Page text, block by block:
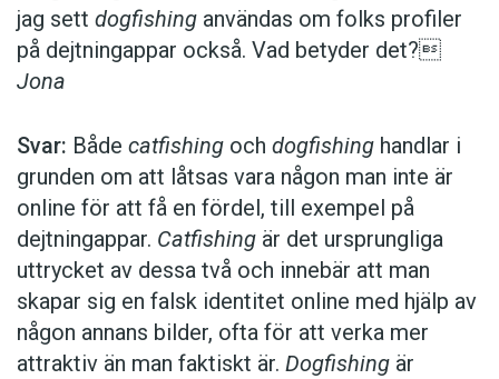
jag sett dogfishing användas om folks profiler
på dejtningappar också. Vad betyder det?
Jona
Svar: Både catfishing och dogfishing handlar i
grunden om att låtsas vara någon man inte är
online för att få en fördel, till exempel på
dejtningappar. Catfishing är det ursprungliga
uttrycket av dessa två och innebär att man
skapar sig en falsk identitet online med hjälp av
någon annans bilder, ofta för att verka mer
attraktiv än man faktiskt är. Dogfishing är